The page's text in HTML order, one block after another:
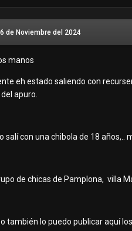
6 de Noviembre del 2024
manos
eh estado saliendo con
apuro.
salí con una chibola de 18
de chicas de Pamplona, villa
también lo puedo publicar aquí